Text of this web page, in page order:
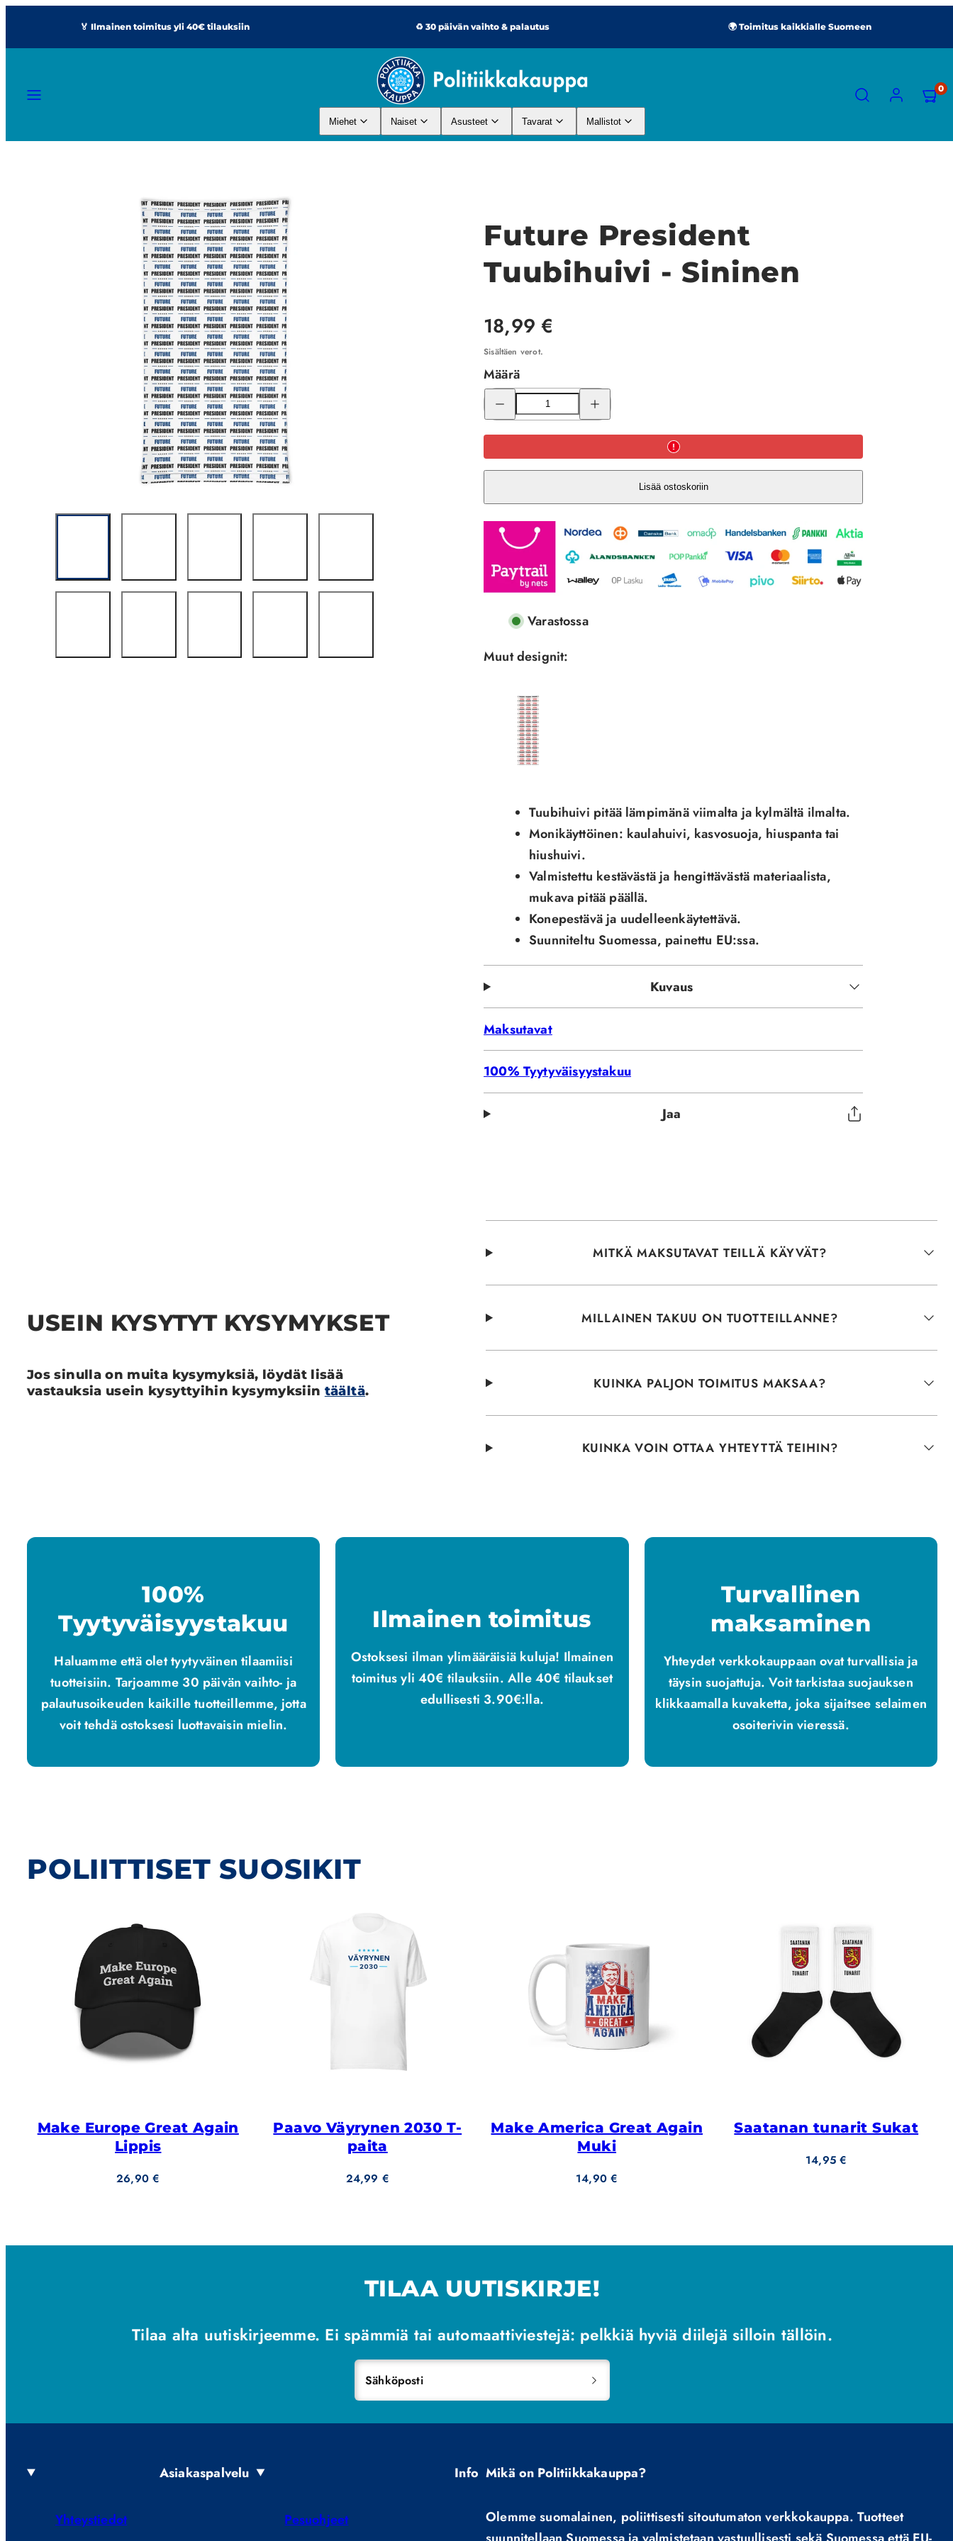
🏅 Ilmainen toimitus yli 40€ tilauksiin ♻️ 30 päivän vaihto & palautus 🌍 Toimitus kaikkialle Suomeen
Miehet Naiset Asusteet Tavarat Mallistot
0
Future President
Tuubihuivi - Sininen
Hinta
18,99 €
Sisältäen verot.
Määrä
Pienennä
Future
President
-
määrää
Future
President
-
määrää
Lisää ostoskoriin
Varastossa
Muut designit:
President
Tuubihuivi
Punainen
Tuubihuivi pitää lämpimänä viimalta ja kylmältä ilmalta.
Monikäyttöinen: kaulahuivi, kasvosuoja, hiuspanta tai
hiushuivi.
Valmistettu kestävästä ja hengittävästä materiaalista,
mukava pitää päällä.
Konepestävä ja uudelleenkäytettävä.
Suunniteltu Suomessa, painettu EU:ssa.
Kuvaus
Maksutavat
100% Tyytyväisyystakuu
Jaa
USEIN KYSYTYT KYSYMYKSET
Jos sinulla on muita kysymyksiä, löydät lisää
vastauksia usein kysyttyihin kysymyksiin täältä.
MITKÄ MAKSUTAVAT TEILLÄ KÄYVÄT?
MILLAINEN TAKUU ON TUOTTEILLANNE?
KUINKA PALJON TOIMITUS MAKSAA?
KUINKA VOIN OTTAA YHTEYTTÄ TEIHIN?
100%
Tyytyväisyystakuu
Haluamme että olet tyytyväinen tilaamiisi
tuotteisiin. Tarjoamme 30 päivän vaihto- ja
palautusoikeuden kaikille tuotteillemme, jotta
voit tehdä ostoksesi luottavaisin mielin.
Ilmainen toimitus
Ostoksesi ilman ylimääräisiä kuluja! Ilmainen
toimitus yli 40€ tilauksiin. Alle 40€ tilaukset
edullisesti 3.90€:lla.
Turvallinen
maksaminen
Yhteydet verkkokauppaan ovat turvallisia ja
täysin suojattuja. Voit tarkistaa suojauksen
klikkaamalla kuvaketta, joka sijaitsee selaimen
osoiterivin vieressä.
POLIITTISET SUOSIKIT
Make Europe Great Again
Lippis
Hinta
26,90 €
Paavo Väyrynen 2030 T-
paita
Hinta
24,99 €
Make America Great Again
Muki
Hinta
14,90 €
Saatanan tunarit Sukat
Hinta
14,95 €
TILAA UUTISKIRJE!
Tilaa alta uutiskirjeemme. Ei spämmiä tai automaattiviestejä: pelkkiä hyviä diilejä silloin tällöin.
Sähköposti
Asiakaspalvelu
Yhteystiedot
Info
Pesuohjeet
Mikä on Politiikkakauppa?
Olemme suomalainen, poliittisesti sitoutumaton verkkokauppa. Tuotteet